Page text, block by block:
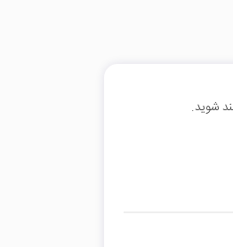
درصد تخفیف بهره‌مند شوید.